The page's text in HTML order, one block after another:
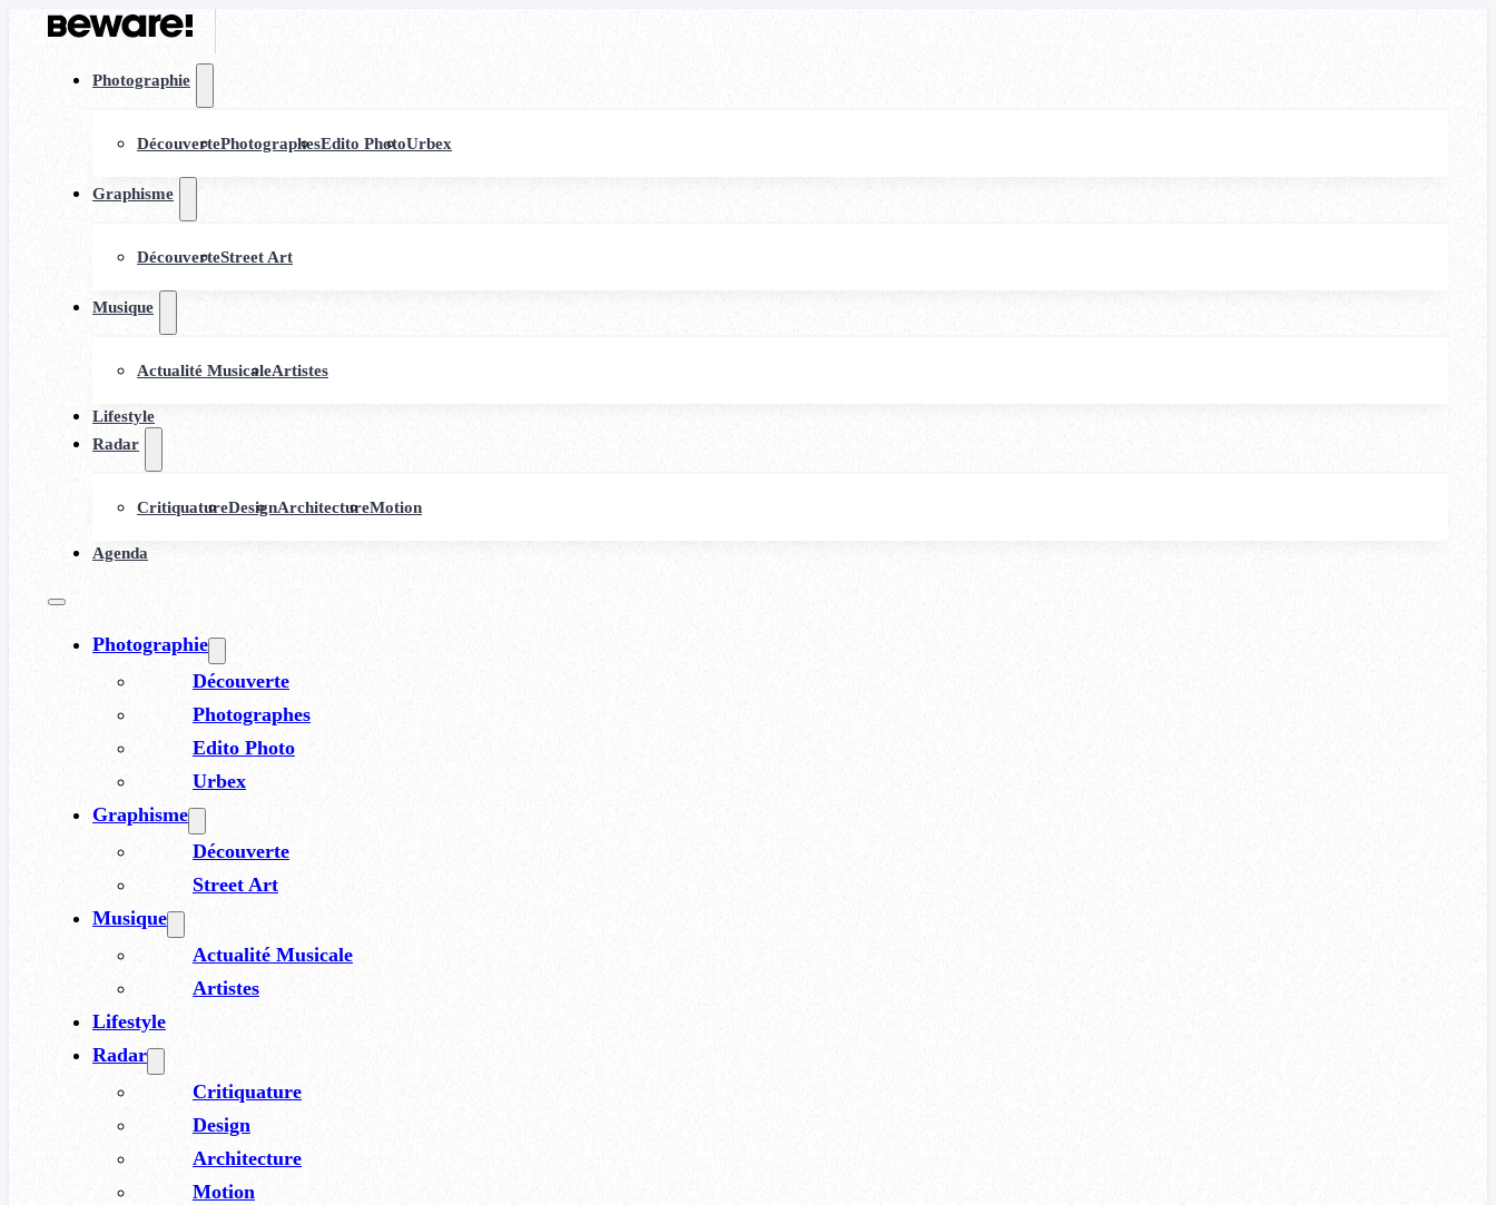
Photographie
DécouvertePhotographesEdito PhotoUrbex
Graphisme
DécouverteStreet Art
Musique
Actualité MusicaleArtistes
Lifestyle
Radar
CritiquatureDesignArchitectureMotion
Agenda
Photographie
Découverte
Photographes
Edito Photo
Urbex
Graphisme
Découverte
Street Art
Musique
Actualité Musicale
Artistes
Lifestyle
Radar
Critiquature
Design
Architecture
Motion